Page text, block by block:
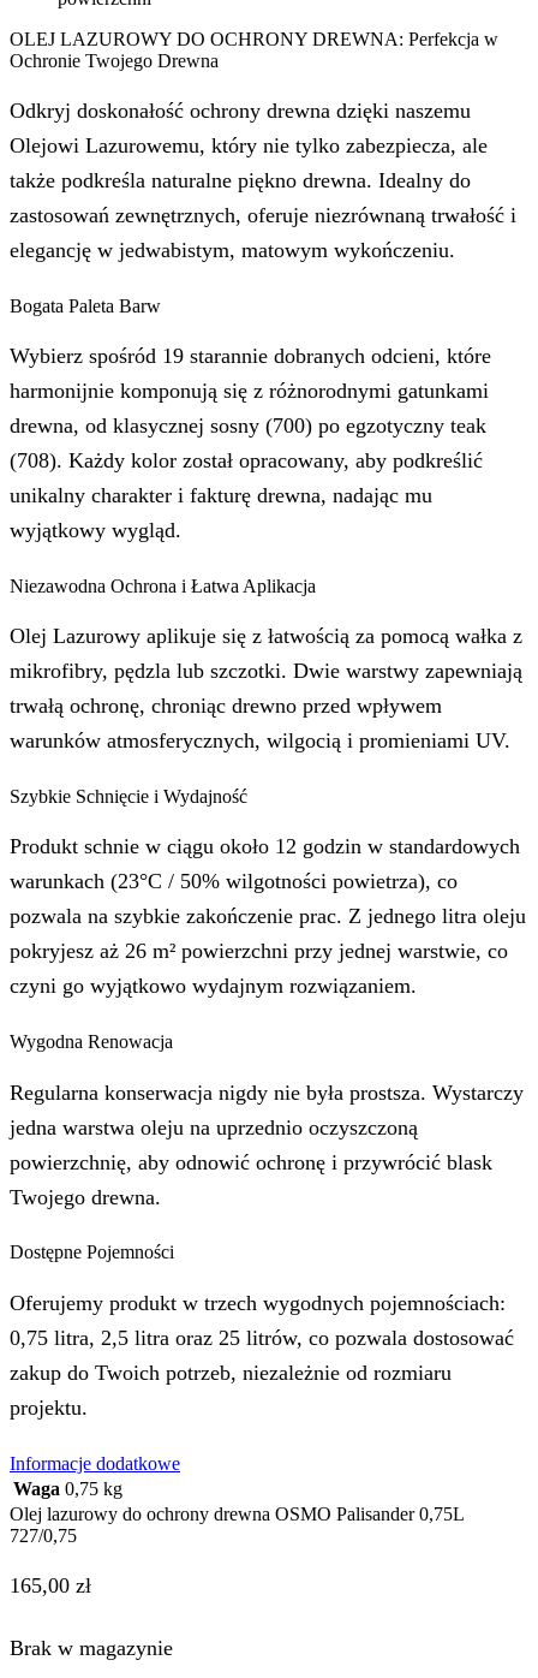
OLEJ LAZUROWY DO OCHRONY DREWNA: Perfekcja w
Ochronie Twojego Drewna
Odkryj doskonałość ochrony drewna dzięki naszemu
Olejowi Lazurowemu, który nie tylko zabezpiecza, ale
także podkreśla naturalne piękno drewna. Idealny do
zastosowań zewnętrznych, oferuje niezrównaną trwałość i
elegancję w jedwabistym, matowym wykończeniu.
Bogata Paleta Barw
Wybierz spośród 19 starannie dobranych odcieni, które
harmonijnie komponują się z różnorodnymi gatunkami
drewna, od klasycznej sosny (700) po egzotyczny teak
(708). Każdy kolor został opracowany, aby podkreślić
unikalny charakter i fakturę drewna, nadając mu
wyjątkowy wygląd.
Niezawodna Ochrona i Łatwa Aplikacja
Olej Lazurowy aplikuje się z łatwością za pomocą wałka z
mikrofibry, pędzla lub szczotki. Dwie warstwy zapewniają
trwałą ochronę, chroniąc drewno przed wpływem
warunków atmosferycznych, wilgocią i promieniami UV.
Szybkie Schnięcie i Wydajność
Produkt schnie w ciągu około 12 godzin w standardowych
warunkach (23°C / 50% wilgotności powietrza), co
pozwala na szybkie zakończenie prac. Z jednego litra oleju
pokryjesz aż 26 m² powierzchni przy jednej warstwie, co
czyni go wyjątkowo wydajnym rozwiązaniem.
Wygodna Renowacja
Regularna konserwacja nigdy nie była prostsza. Wystarczy
jedna warstwa oleju na uprzednio oczyszczoną
powierzchnię, aby odnowić ochronę i przywrócić blask
Twojego drewna.
Dostępne Pojemności
Oferujemy produkt w trzech wygodnych pojemnościach:
0,75 litra, 2,5 litra oraz 25 litrów, co pozwala dostosować
zakup do Twoich potrzeb, niezależnie od rozmiaru
projektu.
Informacje dodatkowe
Waga 0,75 kg
Olej lazurowy do ochrony drewna OSMO Palisander 0,75L
727/0,75
165,00 zł
Brak w magazynie